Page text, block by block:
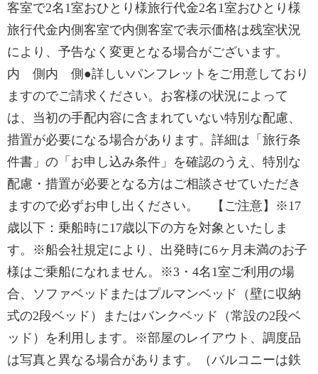
客室で2名1室おひとり様旅行代金2名1室おひとり様
旅行代金内側客室で内側客室で表示価格は残室状況
により、予告なく変更となる場合がございます。
内 側内 側●詳しいパンフレットをご用意しており
ますのでご請求ください。お客様の状況によって
は、当初の手配内容に含まれていない特別な配慮、
措置が必要になる場合があります。詳細は「旅行条
件書」の「お申し込み条件」を確認のうえ、特別な
配慮・措置が必要となる方はご相談させていただき
ますので必ずお申し出ください。 【ご注意】※17
歳以下：乗船時に17歳以下の方を対象といたしま
す。※船会社規定により、出発時に6ヶ月未満のお子
様はご乗船になれません。※3・4名1室ご利用の場
合、ソファベッドまたはプルマンベッド（壁に収納
式の2段ベッド）またはバンクベッド（常設の2段ベ
ッド）を利用します。※部屋のレイアウト、調度品
は写真と異なる場合があります。（バルコニーは鉄